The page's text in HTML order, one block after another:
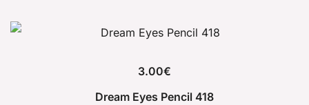
3.00€
Dream Eyes Pencil 418